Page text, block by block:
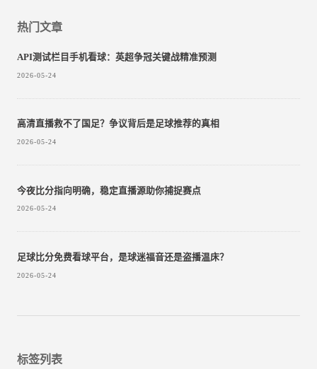
热门文章
API测试栏目手机看球：英超争冠关键战精准预测
2026-05-24
高清直播救不了国足？争议背后是足球推荐的真相
2026-05-24
今夜比分指向明确，稳定直播源助你捕捉赛点
2026-05-24
足球比分免费看球平台，是球迷福音还是盗播温床？
2026-05-24
标签列表